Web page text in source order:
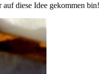
diese Idee gekommen bin!